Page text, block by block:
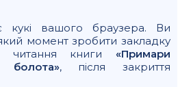
кукі вашого браузера. Ви
момент зробити закладку
читання книги «Примари
болота», після закриття